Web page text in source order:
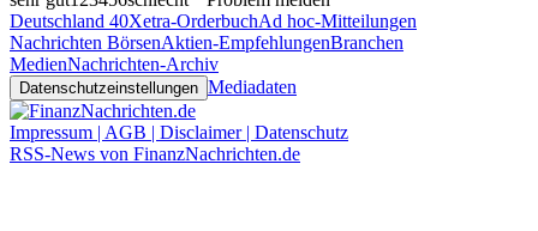
Deutschland 40Xetra-OrderbuchAd hoc-Mitteilungen
Nachrichten BörsenAktien-EmpfehlungenBranchen
MedienNachrichten-Archiv
Datenschutzeinstellungen Mediadaten
Impressum | AGB | Disclaimer | Datenschutz
RSS-News von FinanzNachrichten.de